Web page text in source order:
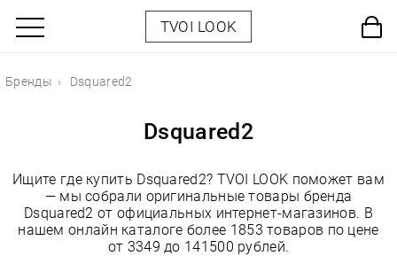
TVOI LOOK
Бренды Dsquared2
Dsquared2
Ищите где купить Dsquared2? TVOI LOOK поможет вам
— мы собрали оригинальные товары бренда
Dsquared2 от официальных интернет-магазинов. В
нашем онлайн каталоге более 1853 товаров по цене
от 3349 до 141500 рублей.